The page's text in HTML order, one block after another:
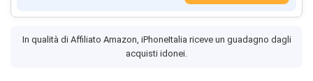
In qualità di Affiliato Amazon, iPhoneItalia riceve un guadagno dagli
acquisti idonei.